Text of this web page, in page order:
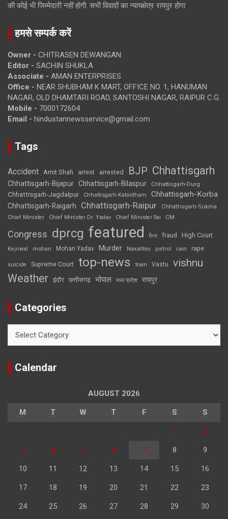
की कोई भी जिम्मेदारी नहीं होगी. सभी विवादों का न्यायक्षेत्र रायपुर होगा
हमसे सम्पर्क करें
Owner - CHITRASEN DEWANGAN
Editor - SACHIN SHUKLA
Associate - AMAN ENTERPRISES
Office - NEAR SHUBHAM K MART, OFFICE NO. 1, HANUMAN
NAGAR, OLD DHAMTARI ROAD, SANTOSHI NAGAR, RAIPUR C.G.
Mobile - 7000172604
Email - hindustannewsservice@gmail.com
Tags
Accident Amit Shah arrest arrested BJP Chhattisgarh
Chhattisgarh-Bijapur Chhattisgarh-Bilaspur Chhattisgarh-Durg
Chhattisgarh-Jagdalpur Chhattisgarh-Kabirdham Chhattisgarh-Korba
Chhattisgarh-Raigarh Chhattisgarh-Raipur
Chhattisgarh-Sukma
Chief Minister
Chief Minister Dr. Yadav Chief Minister Sai CM
Congress dprcg featured fire fraud High Court
Kejriwal mohan Mohan Yadav Murder Naxalites petrol rain rape
suicide Supreme Court top-news train Vastu vishnu
Weather इंदौर छत्तीसगढ़ भोपाल मध्य प्रदेश रायपुर
Categories
Calendar
AUGUST 2026
M T W T F S S
1 2
3 4 5 6 7 8 9
10 11 12 13 14 15 16
17 18 19 20 21 22 23
24 25 26 27 28 29 30